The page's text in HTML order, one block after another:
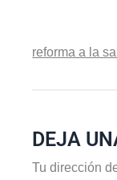
reforma a la
DEJA
Tu dirección